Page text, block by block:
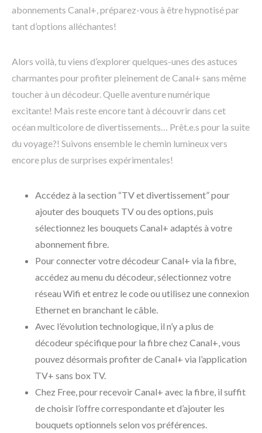
abonnements Canal+, préparez-vous à être hypnotisé par
tant d’options alléchantes!
Alors voilà, tu viens d’explorer quelques-unes des astuces
charmantes pour profiter pleinement de Canal+ sans même
toucher à un décodeur. Quelle aventure numérique
excitante! Mais reste encore tant à découvrir dans cet
océan multicolore de divertissements… Prêt.e.s pour la suite
du voyage?! Suivons ensemble le chemin lumineux vers
encore plus de surprises expérimentales!
Accédez à la section “TV et divertissement” pour
ajouter des bouquets TV ou des options, puis
sélectionnez les bouquets Canal+ adaptés à votre
abonnement fibre.
Pour connecter votre décodeur Canal+ via la fibre,
accédez au menu du décodeur, sélectionnez votre
réseau Wifi et entrez le code ou utilisez une connexion
Ethernet en branchant le câble.
Avec l’évolution technologique, il n’y a plus de
décodeur spécifique pour la fibre chez Canal+, vous
pouvez désormais profiter de Canal+ via l’application
TV+ sans box TV.
Chez Free, pour recevoir Canal+ avec la fibre, il suffit
de choisir l’offre correspondante et d’ajouter les
bouquets optionnels selon vos préférences.